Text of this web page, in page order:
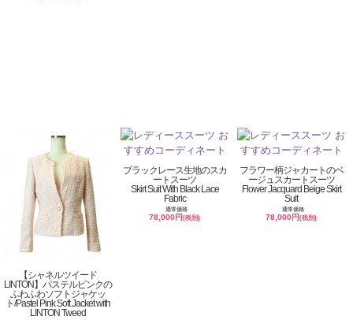
【シャネルツイード
LINTON】パステルピンクの
ふわふわソフトジャケッ
ト/Pastel Pink Soft Jacket with
LINTON Tweed
ブラックレース生地のスカ
ートスーツ
Skirt Suit With Black Lace
Fabric
通常価格
78,000円(税別)
フラワー柄ジャカートのベ
ージュスカートスーツ
Flower Jacquard Beige Skirt
Suit
通常価格
78,000円(税別)